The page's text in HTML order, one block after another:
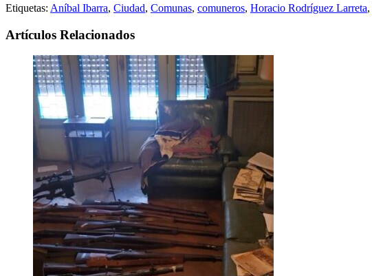
Etiquetas: Aníbal Ibarra, Ciudad, Comunas, comuneros, Horacio Rodríguez Larreta,
Artículos Relacionados